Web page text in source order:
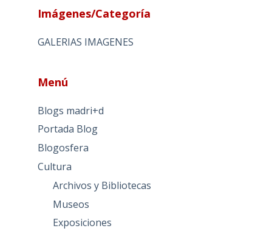
Imágenes/Categoría
GALERIAS IMAGENES
Menú
Blogs madri+d
Portada Blog
Blogosfera
Cultura
Archivos y Bibliotecas
Museos
Exposiciones